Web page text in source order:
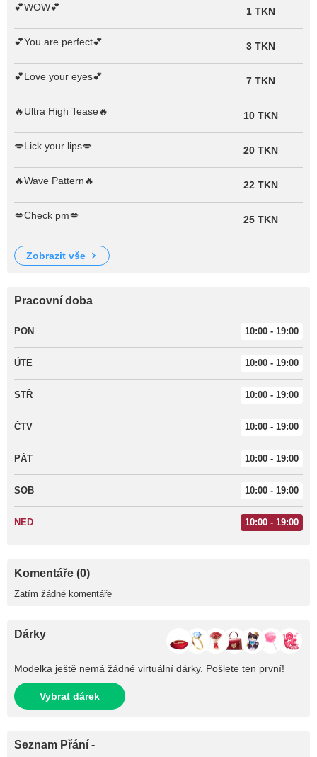
💕WOW💕 1 TKN
💕You are perfect💕 3 TKN
💕Love your eyes💕 7 TKN
🔥Ultra High Tease🔥 10 TKN
💋Lick your lips💋 20 TKN
🔥Wave Pattern🔥 22 TKN
💋Check pm💋 25 TKN
zobrazit vše
Pracovní doba
PON 10:00 - 19:00
ÚTE 10:00 - 19:00
STŘ 10:00 - 19:00
ČTV 10:00 - 19:00
PÁT 10:00 - 19:00
SOB 10:00 - 19:00
NED 10:00 - 19:00
Komentáře (0)
Zatím žádné komentáře
Dárky
Modelka ještě nemá žádné virtuální dárky. Pošlete ten první!
Vybrat dárek
Seznam Přání -